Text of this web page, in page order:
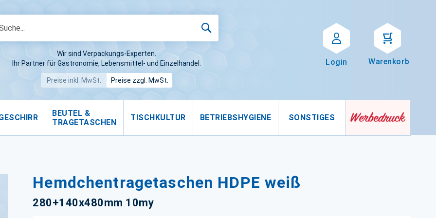
Wir sind Verpackungs-Experten.
Ihr Partner für Gastronomie, Lebensmittel- und Einzelhandel.
Preise inkl. MwSt. Preise zzgl. MwSt.
Login Warenkorb
BEUTEL &
TRAGETASCHEN
TISCHKULTUR BETRIEBSHYGIENE SONSTIGES
Hemdchentragetaschen HDPE weiß
280+140x480mm 10my